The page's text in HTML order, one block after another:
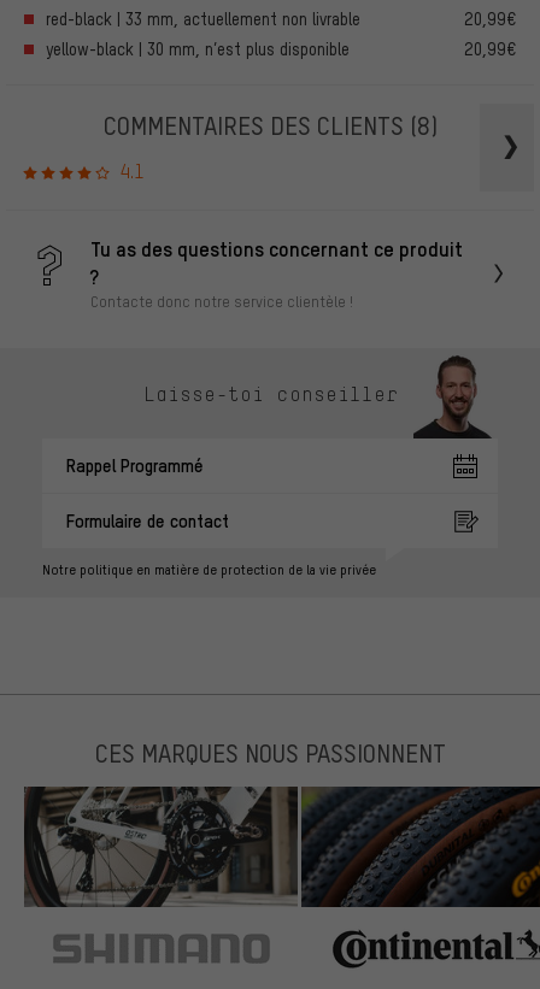
red-black | 33 mm, actuellement non livrable
20,99€
yellow-black | 30 mm, n’est plus disponible
20,99€
COMMENTAIRES DES CLIENTS (8)
4.1
Tu as des questions concernant ce produit
?
Contacte donc notre service clientèle !
Laisse-toi conseiller
Rappel Programmé
Formulaire de contact
Notre politique en matière de protection de la vie privée
CES MARQUES NOUS PASSIONNENT